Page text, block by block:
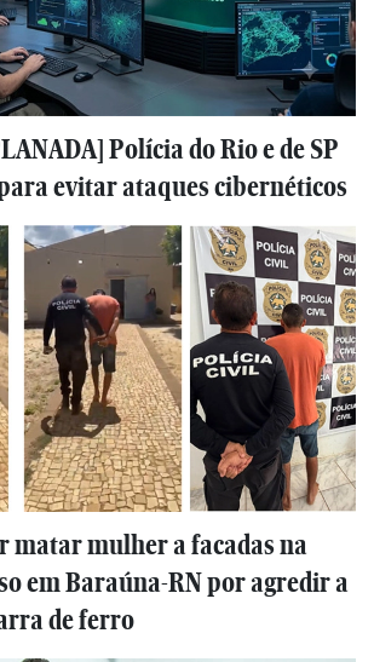
Polícia do Rio e de SP
evitar ataques cibernéticos
matar mulher a facadas na
em Baraúna-RN por agredir a
de ferro